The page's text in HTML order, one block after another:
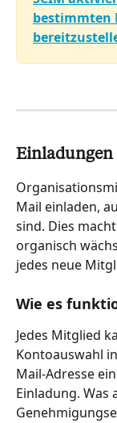
bestimmten
Mail einladen,
sind. Dies
organisch
jedes neue
Wie es
Jedes Mitglied
Kontoauswahl
Mail-Adresse
Einladung. Was